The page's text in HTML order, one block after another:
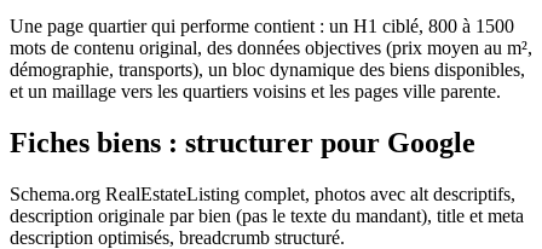
Une page quartier qui performe contient : un H1 ciblé, 800 à 1500
mots de contenu original, des données objectives (prix moyen au m²,
démographie, transports), un bloc dynamique des biens disponibles,
et un maillage vers les quartiers voisins et les pages ville parente.
Fiches biens : structurer pour Google
Schema.org RealEstateListing complet, photos avec alt descriptifs,
description originale par bien (pas le texte du mandant), title et meta
description optimisés, breadcrumb structuré.